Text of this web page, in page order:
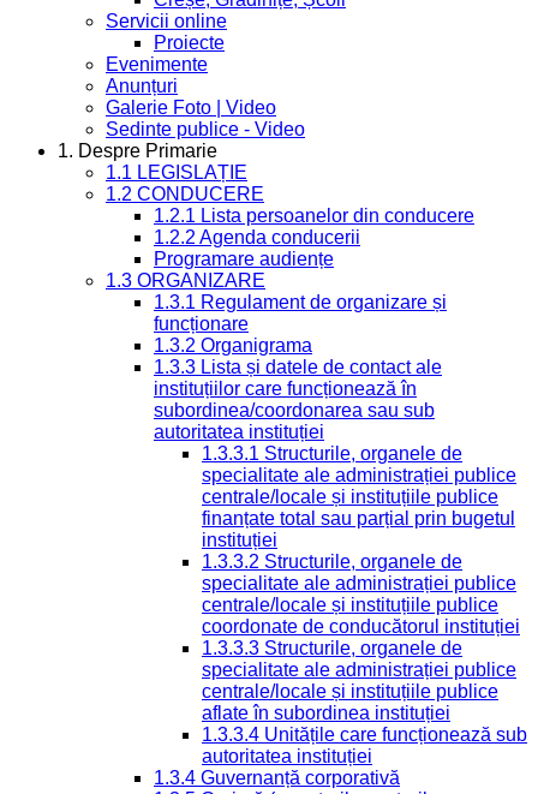
Servicii online
Proiecte
Evenimente
Anunțuri
Galerie Foto | Video
Sedinte publice - Video
1. Despre Primarie
1.1 LEGISLAȚIE
1.2 CONDUCERE
1.2.1 Lista persoanelor din conducere
1.2.2 Agenda conducerii
Programare audiențe
1.3 ORGANIZARE
1.3.1 Regulament de organizare și
funcționare
1.3.2 Organigrama
1.3.3 Lista și datele de contact ale
instituțiilor care funcționează în
subordinea/coordonarea sau sub
autoritatea instituției
1.3.3.1 Structurile, organele de
specialitate ale administrației publice
centrale/locale și instituțiile publice
finanțate total sau parțial prin bugetul
instituției
1.3.3.2 Structurile, organele de
specialitate ale administrației publice
centrale/locale și instituțiile publice
coordonate de conducătorul instituției
1.3.3.3 Structurile, organele de
specialitate ale administrației publice
centrale/locale și instituțiile publice
aflate în subordinea instituției
1.3.3.4 Unitățile care funcționează sub
autoritatea instituției
1.3.4 Guvernanță corporativă